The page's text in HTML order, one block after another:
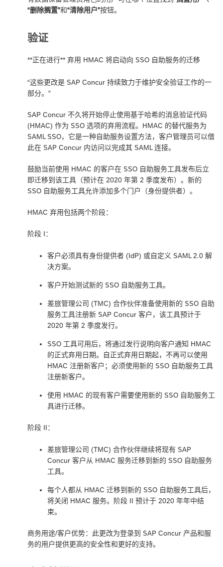
“删除搁置”和“清除用户”按钮。
验证
**正在进行** 弃用 HMAC 将启动向 SSO 自助服务的迁移
“这些更改是 SAP Concur 持续致力于维护安全验证工作的一
部分。”
SAP Concur 不久将开始停止使用基于哈希的消息验证代码
(HMAC) 作为 SSO 选项的弃用流程。HMAC 的替代服务为
SAML SSO，它是一种自助服务设置方法，客户管理员可以借
此在 SAP Concur 内访问以完成其 SAML 连接。
鼓励当前使用 HMAC 的客户在 SSO 自助服务工具发布后立
即迁移到该工具（预计在 2020 年第 2 季度发布）。新的
SSO 自助服务工具允许添加多个门户（身份提供者）。
HMAC 弃用包括两个阶段：
阶段 I：
客户必须具有身份提供者 (IdP) 或自定义 SAML 2.0 解
决方案。
客户开始测试新的 SSO 自助服务工具。
差旅管理公司 (TMC) 合作伙伴准备使用新的 SSO 自助
服务工具注册新 SAP Concur 客户，该工具预计于
2020 年第 2 季度发行。
SSO 工具可用后，将通过发行说明向客户通知 HMAC
的正式弃用日期。自正式弃用日期起，不再可以使用
HMAC 注册新客户；必须使用新的 SSO 自助服务工具
注册新客户。
使用 HMAC 的现有客户需要使用新的 SSO 自助服务工
具进行迁移。
阶段 II：
差旅管理公司 (TMC) 合作伙伴继续将现有 SAP
Concur 客户从 HMAC 服务迁移到新的 SSO 自助服务
工具。
每个人都从 HMAC 迁移到新的 SSO 自助服务工具后，
将关闭 HMAC 服务。阶段 II 预计于 2020 年年中结
束。
商务用途/客户优势：此更改为登录到 SAP Concur 产品和服
务的用户提供更高的安全性和更好的支持。